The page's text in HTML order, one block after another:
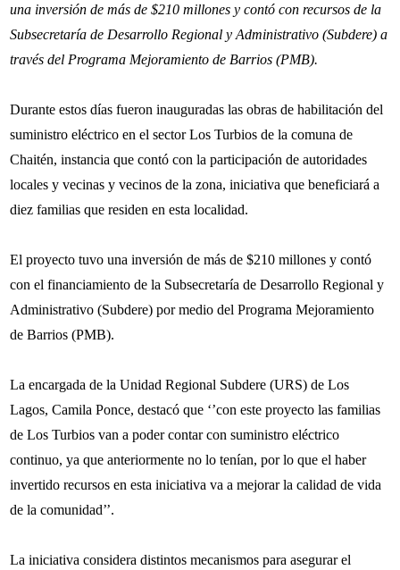
una inversión de más de $210 millones y contó con recursos de la
Subsecretaría de Desarrollo Regional y Administrativo (Subdere) a
través del Programa Mejoramiento de Barrios (PMB).
Durante estos días fueron inauguradas las obras de habilitación del
suministro eléctrico en el sector Los Turbios de la comuna de
Chaitén, instancia que contó con la participación de autoridades
locales y vecinas y vecinos de la zona, iniciativa que beneficiará a
diez familias que residen en esta localidad.
El proyecto tuvo una inversión de más de $210 millones y contó
con el financiamiento de la Subsecretaría de Desarrollo Regional y
Administrativo (Subdere) por medio del Programa Mejoramiento
de Barrios (PMB).
La encargada de la Unidad Regional Subdere (URS) de Los
Lagos, Camila Ponce, destacó que ‘’con este proyecto las familias
de Los Turbios van a poder contar con suministro eléctrico
continuo, ya que anteriormente no lo tenían, por lo que el haber
invertido recursos en esta iniciativa va a mejorar la calidad de vida
de la comunidad’’.
La iniciativa considera distintos mecanismos para asegurar el